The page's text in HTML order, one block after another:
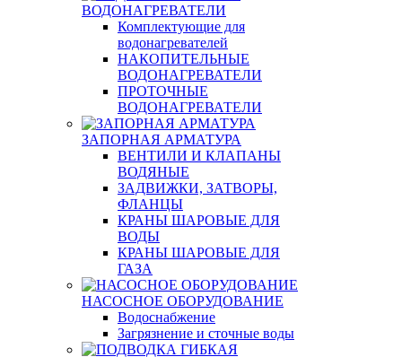
ВОДОНАГРЕВАТЕЛИ
Комплектующие для
водонагревателей
НАКОПИТЕЛЬНЫЕ
ВОДОНАГРЕВАТЕЛИ
ПРОТОЧНЫЕ
ВОДОНАГРЕВАТЕЛИ
ЗАПОРНАЯ АРМАТУРА
ВЕНТИЛИ И КЛАПАНЫ
ВОДЯНЫЕ
ЗАДВИЖКИ, ЗАТВОРЫ,
ФЛАНЦЫ
КРАНЫ ШАРОВЫЕ ДЛЯ
ВОДЫ
КРАНЫ ШАРОВЫЕ ДЛЯ
ГАЗА
НАСОСНОЕ ОБОРУДОВАНИЕ
Водоснабжение
Загрязнение и сточные воды